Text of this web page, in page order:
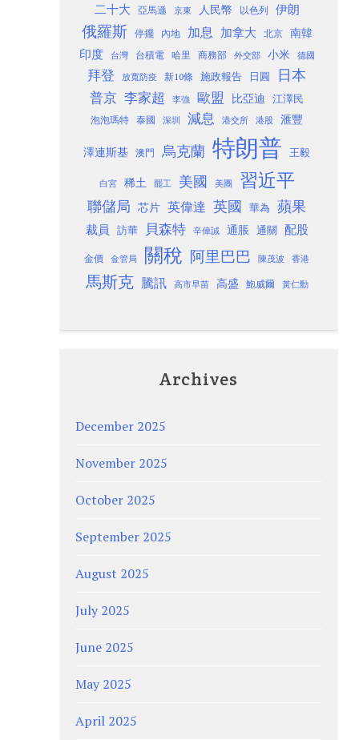
二十大 亞馬遜 京東 人民幣 以色列 伊朗
俄羅斯 停擺 內地 加息 加拿大 北京
南韓
印度
台灣 台積電 哈里 商務部 外交部 小米 德國
拜登 放寬防疫 新10條 施政報告 日圓 日本
普京 李家超 李強 歐盟 比亞迪 江澤民
泡泡瑪特 泰國 深圳 減息 港交所 港股 滙豐
澤連斯基 澳門 烏克蘭 特朗普 王毅
白宮 稀土 罷工 美國 美團 習近平
聯儲局 芯片 英偉達 英國 華為 蘋果
裁員 訪華 貝森特 辛偉誠 通脹 通關 配股
金價 金管局 關稅 阿里巴巴 陳茂波 香港
馬斯克 騰訊 高市早苗 高盛 鮑威爾 黃仁勳
Archives
December 2025
November 2025
October 2025
September 2025
August 2025
July 2025
June 2025
May 2025
April 2025